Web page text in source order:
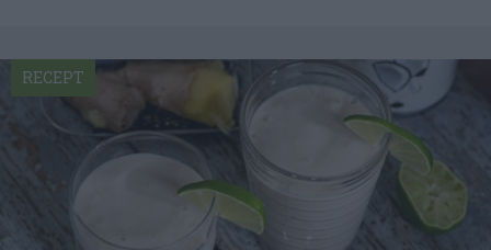
RECEPT